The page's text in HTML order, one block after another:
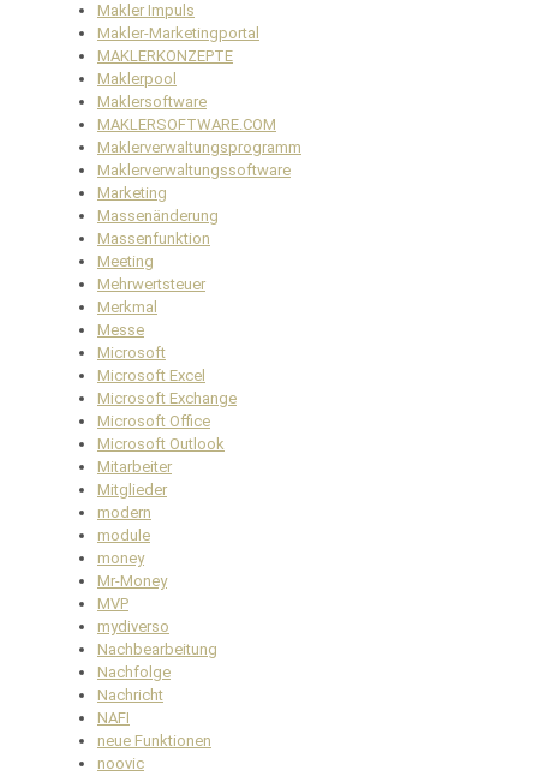
Makler Impuls
Makler-Marketingportal
MAKLERKONZEPTE
Maklerpool
Maklersoftware
MAKLERSOFTWARE.COM
Maklerverwaltungsprogramm
Maklerverwaltungssoftware
Marketing
Massenänderung
Massenfunktion
Meeting
Mehrwertsteuer
Merkmal
Messe
Microsoft
Microsoft Excel
Microsoft Exchange
Microsoft Office
Microsoft Outlook
Mitarbeiter
Mitglieder
modern
module
money
Mr-Money
MVP
mydiverso
Nachbearbeitung
Nachfolge
Nachricht
NAFI
neue Funktionen
noovic